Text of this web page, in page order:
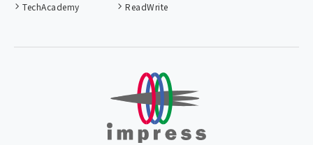
TechAcademy
ReadWrite